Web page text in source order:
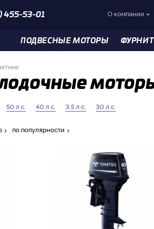
455-53-01 О компании
ПОДВЕСНЫЕ МОТОРЫ
50 л.с. 40 л.с. 3.5 л.с. 30 л.с.
по популярности